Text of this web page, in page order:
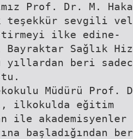
Prof. Dr. M.
teşekkür sevgili
ilke edine-
Sağlık
yıllardan beri
Müdürü Prof.
ilkokulda eğitim
ile
başladığından